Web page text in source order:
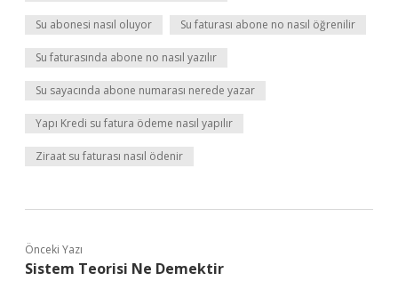
Su abonesi nasıl oluyor Su faturası abone no nasıl öğrenilir
Su faturasında abone no nasıl yazılır
Su sayacında abone numarası nerede yazar
Yapı Kredi su fatura ödeme nasıl yapılır
Ziraat su faturası nasıl ödenir
Önceki Yazı
Sistem Teorisi Ne Demektir